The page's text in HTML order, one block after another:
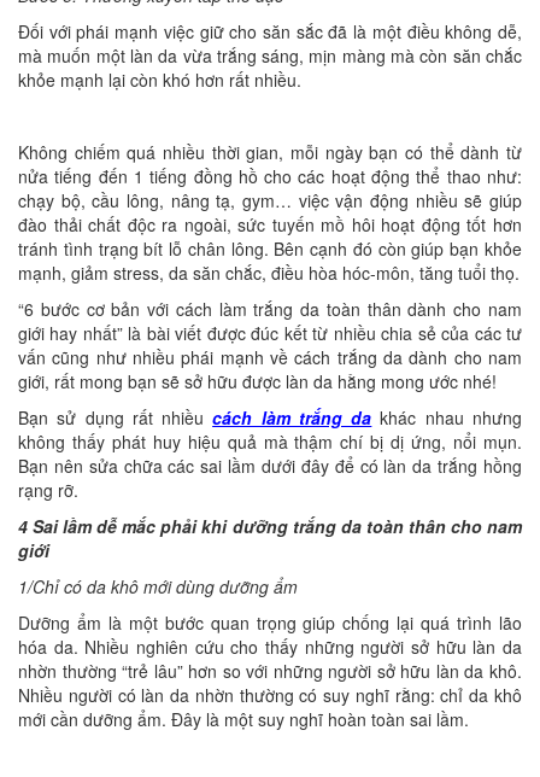
Đối với phái mạnh việc giữ cho săn sắc đã là một điều không dễ,
mà muốn một làn da vừa trắng sáng, mịn màng mà còn săn chắc
khỏe mạnh lại còn khó hơn rất nhiều.
Không chiếm quá nhiều thời gian, mỗi ngày bạn có thể dành từ
nửa tiếng đến 1 tiếng đồng hồ cho các hoạt động thể thao như:
chạy bộ, cầu lông, nâng tạ, gym… việc vận động nhiều sẽ giúp
đào thải chất độc ra ngoài, sức tuyến mồ hôi hoạt động tốt hơn
tránh tình trạng bít lỗ chân lông. Bên cạnh đó còn giúp bạn khỏe
mạnh, giảm stress, da săn chắc, điều hòa hóc-môn, tăng tuổi thọ.
“6 bước cơ bản với cách làm trắng da toàn thân dành cho nam
giới hay nhất” là bài viết được đúc kết từ nhiều chia sẻ của các tư
vấn cũng như nhiều phái mạnh về cách trắng da dành cho nam
giới, rất mong bạn sẽ sở hữu được làn da hằng mong ước nhé!
Bạn sử dụng rất nhiềucách làm trắng da khác nhau nhưng
không thấy phát huy hiệu quả mà thậm chí bị dị ứng, nổi mụn.
Bạn nên sửa chữa các sai lầm dưới đây để có làn da trắng hồng
rạng rỡ.
4 Sai lầm dễ mắc phải khi dưỡng trắng da toàn thân cho nam
giới
1/Chỉ có da khô mới dùng dưỡng ẩm
Dưỡng ẩm là một bước quan trọng giúp chống lại quá trình lão
hóa da. Nhiều nghiên cứu cho thấy những người sở hữu làn da
nhờn thường “trẻ lâu” hơn so với những người sở hữu làn da khô.
Nhiều người có làn da nhờn thường có suy nghĩ rằng: chỉ da khô
mới cần dưỡng ẩm. Đây là một suy nghĩ hoàn toàn sai lầm.